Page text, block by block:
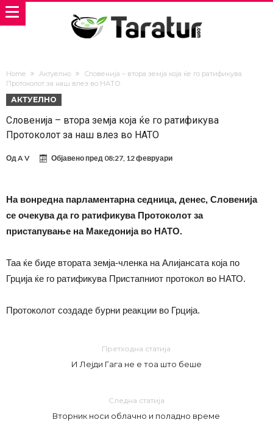
Home Актуелно
Словенија – втора земја која ќе го ратификува
Протоколот за наш влез во НАТО
АКТУЕЛНО
Словенија – втора земја која ќе го ратификува
Протоколот за наш влез во НАТО
ОдA V Објавено пред 08:27, 12 февруари
На вонредна парламентарна седница, денес, Словенија
се очекува да го ратификува Протоколот за
пристапување на Македонија во НАТО.
Таа ќе биде втората земја-членка на Алијансата која по
Грција ќе го ратификува Пристапниот протокол во НАТО.
Протоколот создаде бурни реакции во Грција.
Претходна статија
И Лејди Гага не е тоа што беше
Следна статија
Вторник носи облачно и поладно време